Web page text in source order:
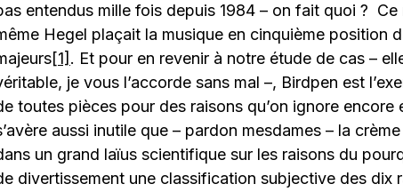
entendus mille fois depuis 1984 – on fait quoi ? Ce
Hegel plaçait la musique en cinquième position
[1] . Et pour en revenir à notre étude de cas –
je vous l’accorde sans mal –, Birdpen est
toutes pièces pour des raisons qu’on ignore encore
aussi inutile que – pardon mesdames – la
un grand laïus scientifique sur les raisons du
divertissement une classification subjective des dix